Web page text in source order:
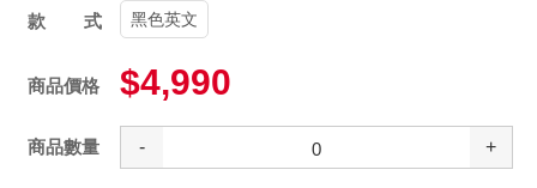
款式黑色英文
商品價格 $4,990
商品數量 - +